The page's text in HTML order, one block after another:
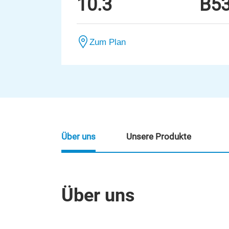
10.3
Zum Plan
Über uns
Über uns Unsere Produkte